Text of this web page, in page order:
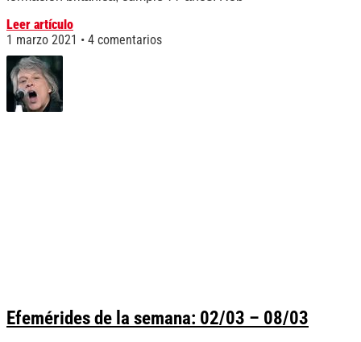
Leer artículo
1 marzo 2021
4 comentarios
Efemérides de la semana: 02/03 – 08/03